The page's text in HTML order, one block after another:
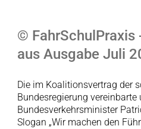
© FahrSchulPraxis
aus Ausgabe Juli
Die im Koalitionsvertrag der
Bundesregierung vereinbarte
Bundesverkehrsminister
Slogan „Wir machen den